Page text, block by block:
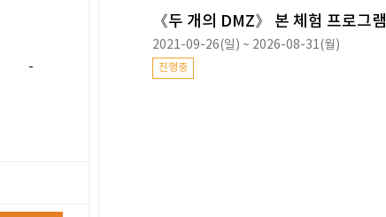
-
《두 개의 DMZ》 본 체험 프로그램
2021-09-26(일) ~ 2026-08-31(월)
진행중